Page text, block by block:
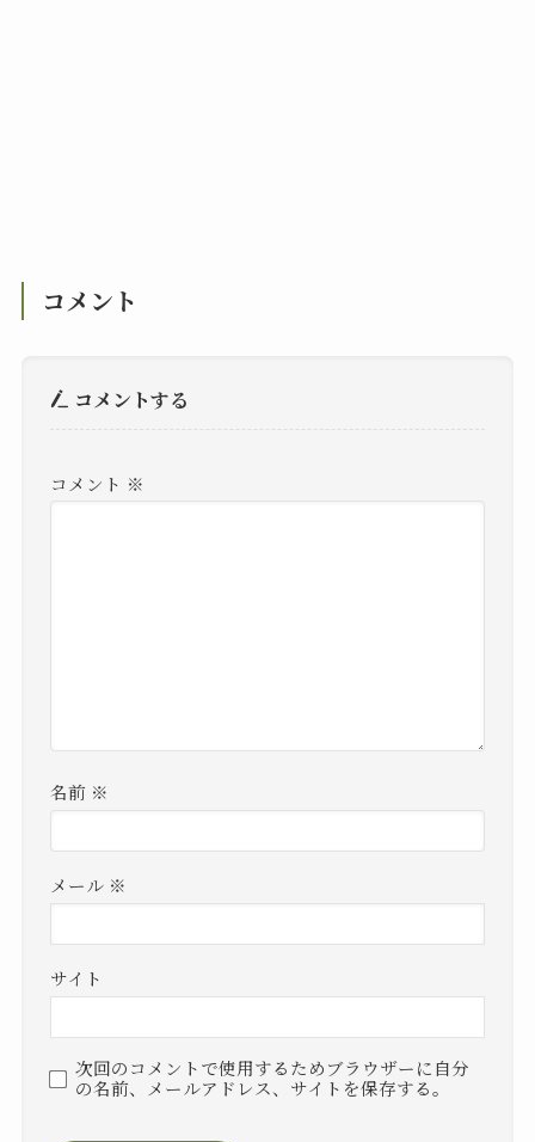
コメント
コメントする
コメント ※
名前 ※
メール ※
サイト
次回のコメントで使用するためブラウザーに自分
の名前、メールアドレス、サイトを保存する。